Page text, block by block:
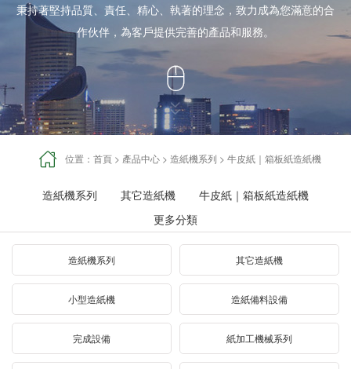
秉持著堅持品質、責任、精心、執著的理念，致力成為您滿意的合
作伙伴，為客戶提供完善的產品和服務。



 位置： 首頁 > 產品中心 > 造紙機系列 > 牛皮紙｜箱板紙造紙機
造紙機系列 其它造紙機
牛皮紙｜箱板紙造紙機
更多分類
造紙機系列 其它造紙機
小型造紙機 造紙備料設備
完成設備 紙加工機械系列